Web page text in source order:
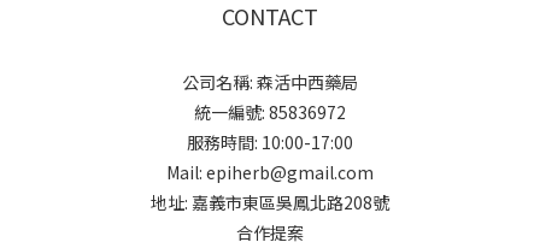
CONTACT
公司名稱: 森活中西藥局
統一編號: 85836972
服務時間: 10:00-17:00
Mail: epiherb@gmail.com
地址: 嘉義市東區吳鳳北路208號
合作提案